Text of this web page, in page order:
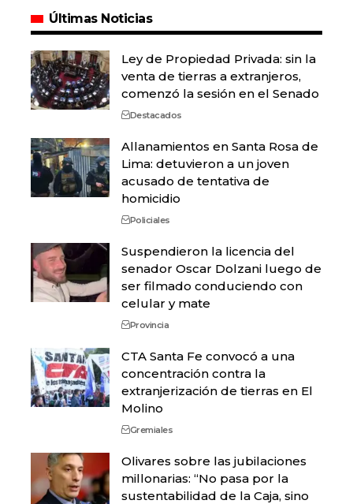
Últimas Noticias
Ley de Propiedad Privada: sin la
venta de tierras a extranjeros,
comenzó la sesión en el Senado
Destacados
Allanamientos en Santa Rosa de
Lima: detuvieron a un joven
acusado de tentativa de
homicidio
Policiales
Suspendieron la licencia del
senador Oscar Dolzani luego de
ser filmado conduciendo con
celular y mate
Provincia
CTA Santa Fe convocó a una
concentración contra la
extranjerización de tierras en El
Molino
Gremiales
Olivares sobre las jubilaciones
millonarias: “No pasa por la
sustentabilidad de la Caja, sino